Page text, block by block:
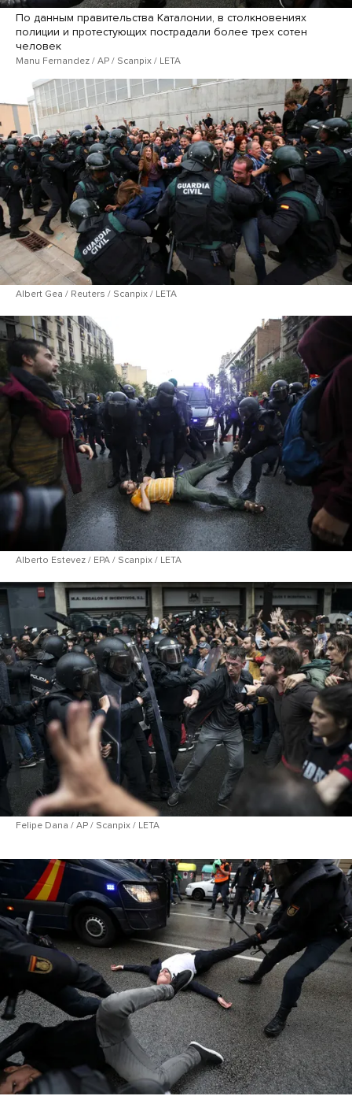
По данным правительства Каталонии, в столкновениях
полиции и протестующих пострадали более трех сотен
человек
Manu Fernandez / AP / Scanpix / LETA
Albert Gea / Reuters / Scanpix / LETA
Alberto Estevez / EPA / Scanpix / LETA
Felipe Dana / AP / Scanpix / LETA